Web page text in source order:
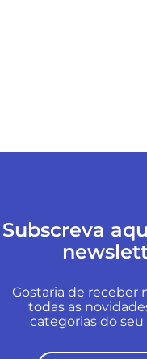
Subscreva
Gostaria de receber
todas as
categorias do seu